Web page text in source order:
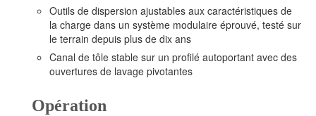
Outils de dispersion ajustables aux caractéristiques de
la charge dans un système modulaire éprouvé, testé sur
le terrain depuis plus de dix ans
Canal de tôle stable sur un profilé autoportant avec des
ouvertures de lavage pivotantes
Opération